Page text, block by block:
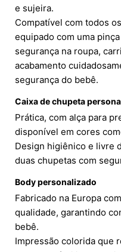
e sujeira.
Compatível com todos
equipado com uma
segurança na roupa,
acabamento
segurança do bebê.
Caixa de chupeta
Prática, com alça para
disponível em cores
Design higiênico e livre
duas chupetas com
Body personalizado
Fabricado na Europa
qualidade, garantindo
bebê.
Impressão colorida que